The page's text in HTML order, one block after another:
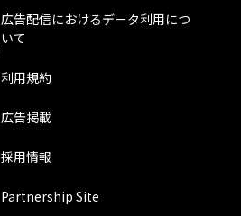
広告配信におけるデータ利用につ
いて
利用規約
広告掲載
採用情報
Partnership Site